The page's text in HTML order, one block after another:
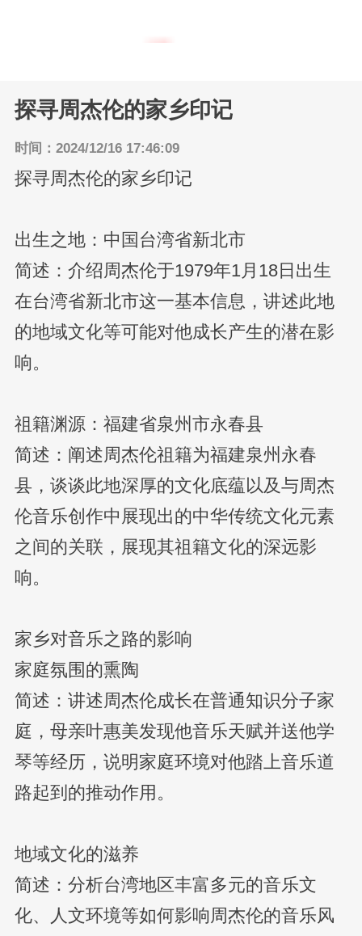
探寻周杰伦的家乡印记
时间：2024/12/16 17:46:09
探寻周杰伦的家乡印记
出生之地：中国台湾省新北市
简述：介绍周杰伦于1979年1月18日出生
在台湾省新北市这一基本信息，讲述此地
的地域文化等可能对他成长产生的潜在影
响。
祖籍渊源：福建省泉州市永春县
简述：阐述周杰伦祖籍为福建泉州永春
县，谈谈此地深厚的文化底蕴以及与周杰
伦音乐创作中展现出的中华传统文化元素
之间的关联，展现其祖籍文化的深远影
响。
家乡对音乐之路的影响
家庭氛围的熏陶
简述：讲述周杰伦成长在普通知识分子家
庭，母亲叶惠美发现他音乐天赋并送他学
琴等经历，说明家庭环境对他踏上音乐道
路起到的推动作用。
地域文化的滋养
简述：分析台湾地区丰富多元的音乐文
化、人文环境等如何影响周杰伦的音乐风